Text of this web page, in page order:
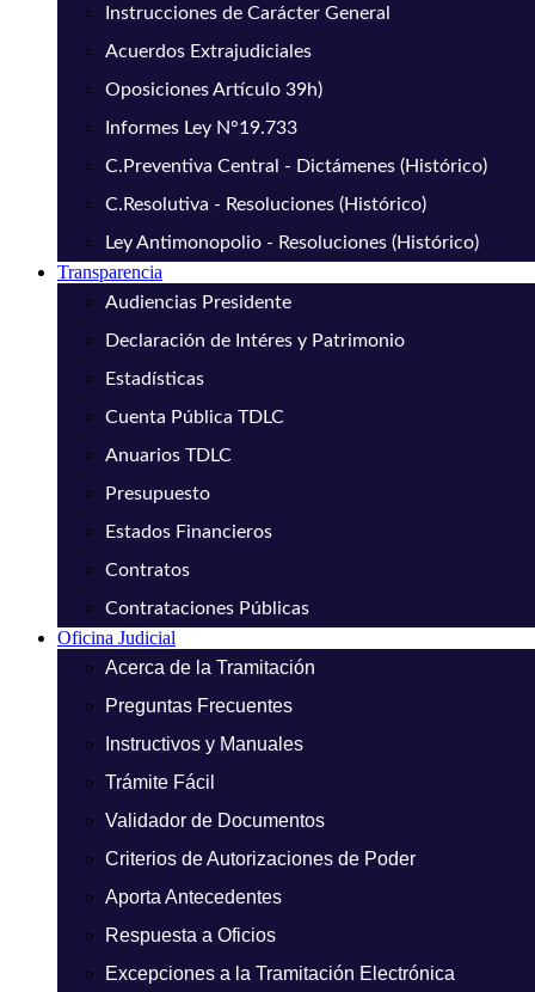
Instrucciones de Carácter General
Acuerdos Extrajudiciales
Oposiciones Artículo 39h)
Informes Ley N°19.733
C.Preventiva Central - Dictámenes (Histórico)
C.Resolutiva - Resoluciones (Histórico)
Ley Antimonopolio - Resoluciones (Histórico)
Transparencia
Audiencias Presidente
Declaración de Intéres y Patrimonio
Estadísticas
Cuenta Pública TDLC
Anuarios TDLC
Presupuesto
Estados Financieros
Contratos
Contrataciones Públicas
Oficina Judicial
Acerca de la Tramitación
Preguntas Frecuentes
Instructivos y Manuales
Trámite Fácil
Validador de Documentos
Criterios de Autorizaciones de Poder
Aporta Antecedentes
Respuesta a Oficios
Excepciones a la Tramitación Electrónica